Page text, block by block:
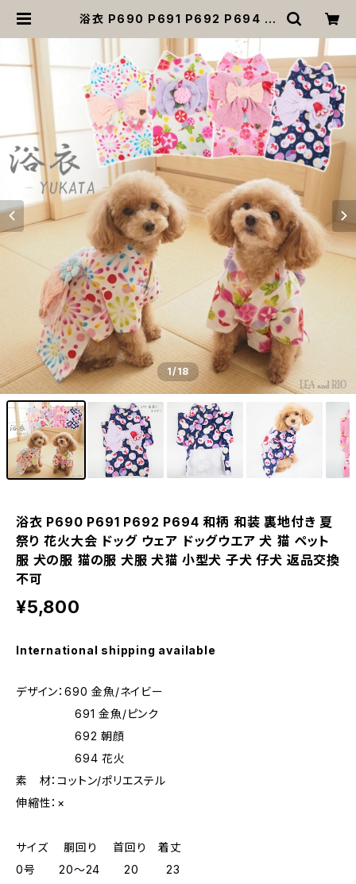
浴衣 P690 P691 P692 P694 和
ッグ ウェア ドッグウエア 犬 猫 ペット
服 犬の服 猫の服 犬服 犬猫 小型犬
子犬 仔犬 返品交換不可 | MOANA
1/18
浴衣 P690 P691 P692 P694 和柄 和装 裏地付き 夏
祭り 花火大会 ドッグ ウェア ドッグウエア 犬 猫 ペット
服 犬の服 猫の服 犬服 犬猫 小型犬 子犬 仔犬 返品交換
不可
¥5,800
International shipping available
デザイン：690 金魚/ネイビー
691 金魚/ピンク
692 朝顔
694 花火
素 材：コットン/ポリエステル
伸縮性：×
サイズ 胴回り 首回り 着丈
0号 20～24 20 23